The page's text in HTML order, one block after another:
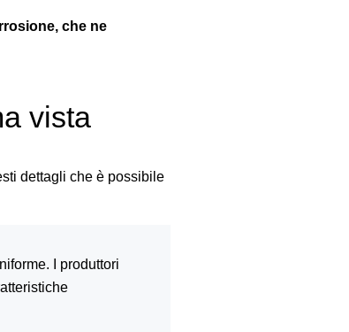
che ne
vista
dettagli che è possibile
I produttori